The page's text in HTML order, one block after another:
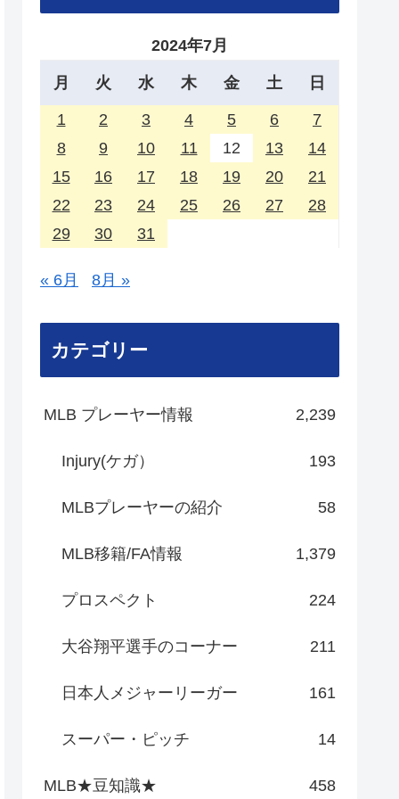
2024年7月
月 火 水 木 金 土 日
1 2 3 4 5 6
7
8
9 10 11 12 13
14
15
16 17 18 19 20
21
22
23 24 25 26 27
28
29
30 31
« 6月 8月 »
カテゴリー
MLB プレーヤー情報 2,239
Injury(ケガ） 193
MLBプレーヤーの紹介 58
MLB移籍/FA情報 1,379
プロスペクト 224
大谷翔平選手のコーナー 211
日本人メジャーリーガー 161
スーパー・ピッチ 14
MLB★豆知識★ 458